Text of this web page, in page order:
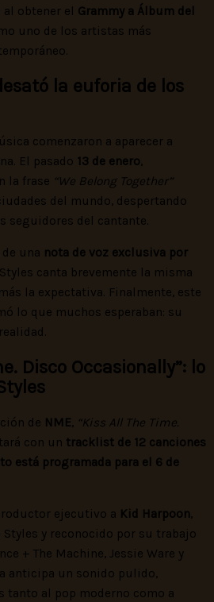
obtener el Grammy a Álbum del
uno de los artistas más
la euforia de los
comenzaron a aparecer a
El pasado 13 de enero,
la frase “We Belong Together”
del mundo, despertando
seguidores del cantante.
una nota de voz exclusiva por
canta brevemente la misma
la expectativa. Finalmente, este
lo que muchos esperaban: su
Disco Occasionally”: lo
de NME, “Kiss All The Time.
con un tracklist de 12 canciones
está programada para el 6 de
ejecutivo a Kid Harpoon,
y reconocido por su trabajo
+ The Machine, Jessie Ware y
anticipa un sonido pulido,
tanto al pop moderno como a